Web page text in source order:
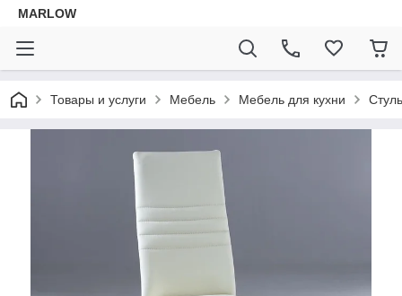
MARLOW
Товары и услуги Мебель Мебель для кухни